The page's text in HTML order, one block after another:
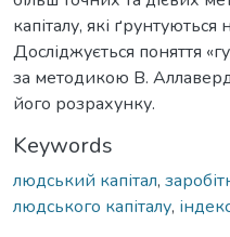
капіталу, які
Досліджується поняття
за методикою В.
його розрахунку.
Keywords
людський капітал,
людського капіталу,